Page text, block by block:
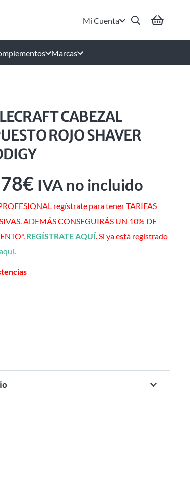
Mi Cuenta
Marcas
CABEZAL
ROJO SHAVER
€ IVA no incluido
regístrate para tener TARIFAS
ADEMÁS CONSEGUIRÁS UN 10% DE
REGÍSTRATE AQUÍ. Si ya está registrado
.